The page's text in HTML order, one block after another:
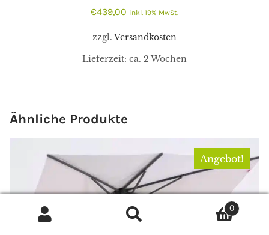
€439,00 inkl. 19% MwSt.
zzgl.Versandkosten
Lieferzeit: ca. 2 Wochen
Ähnliche Produkte
Angebot!
Suchen
0